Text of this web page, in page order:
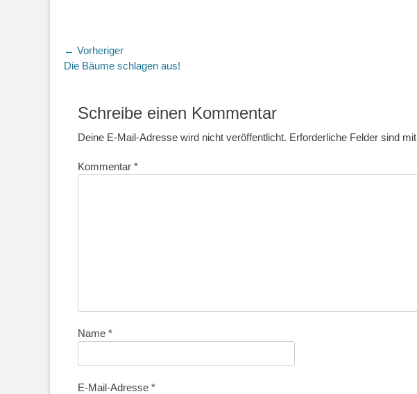
Beitragsnavigation
← Vorheriger
Vorheriger
Die Bäume schlagen aus!
Schreibe einen Kommentar
Deine E-Mail-Adresse wird nicht veröffentlicht. Erforderliche Felder sind mit
Kommentar *
Name *
E-Mail-Adresse *